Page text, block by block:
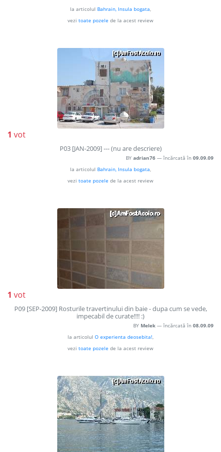
la articolul Bahrain, Insula bogata,
vezi toate pozele de la acest review
1 vot
P03 [JAN-2009] --- (nu are descriere)
BY adrian76 — încărcată în 09.09.09
la articolul Bahrain, Insula bogata,
vezi toate pozele de la acest review
1 vot
P09 [SEP-2009] Rosturile travertinului din baie - dupa cum se vede,
impecabil de curate!!!! :)
BY Melek — încărcată în 08.09.09
la articolul O experienta deosebita!,
vezi toate pozele de la acest review